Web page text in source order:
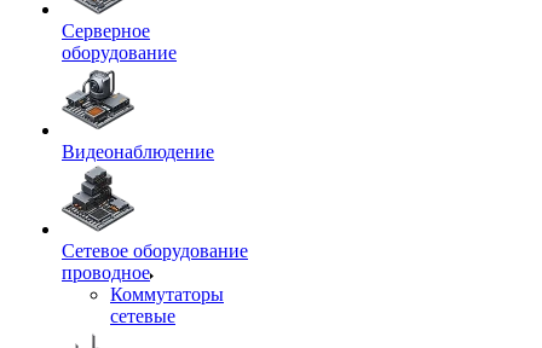
Серверное
оборудование
Видеонаблюдение
Сетевое оборудование
проводное
Коммутаторы
сетевые